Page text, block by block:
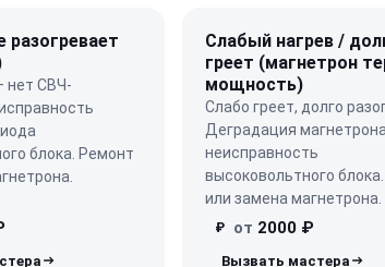
разогревает
нет СВЧ-
блока. Ремонт
Слабый нагрев /
греет (магнетрон
мощность)
Слабо греет, долго
Деградация
неисправность
высоковольтного
или замена магнетрона.
₽ от 2000 ₽